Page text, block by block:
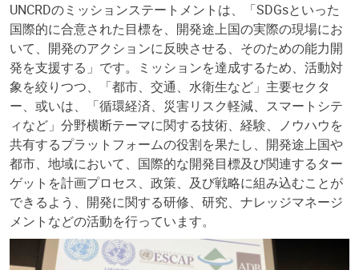
UNCRDのミッションステートメントは、「SDGsといった
国際的に合意された目標を、開発途上国の実際の現場にお
いて、開発のアクションに反映させる、そのための能力開
発を支援する」です。ミッションを達成するため、活動対
象を絞りつつ、「都市、交通、水衛生など」主要セクタ
ー、或いは、「循環経済、災害リスク軽減、スマートシテ
ィなど」分野横断テーマに関する技術、経験、ノウハウを
共有するプラットフォームの役割を果たし、開発途上国や
都市、地域において、国際的な開発目標及び関連するター
ゲットを計画プロセス、政策、及び戦略に組み込むことが
できるよう、開発に関する研修、研究、ナレッジマネージ
メントなどの活動を行っています。